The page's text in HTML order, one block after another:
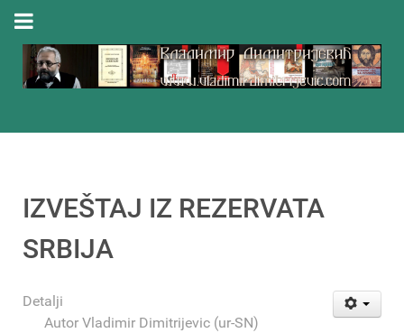
IZVEŠTAJ IZ REZERVATA
SRBIJA
Detalji
Autor Vladimir Dimitrijevic (ur-SN)